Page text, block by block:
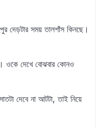
দেড়টার সময় তালশাঁস কিনছে।
ওকে দেখে বোঝবার কোনও
দেবে না আটটা, তাই নিয়ে